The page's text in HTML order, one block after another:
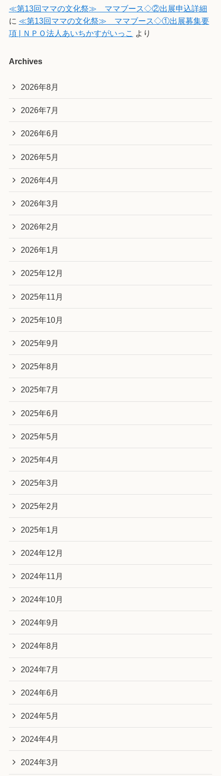
≪第13回ママの文化祭≫ ママブース◇②出展申込詳細
に ≪第13回ママの文化祭≫ ママブース◇①出展募集要
項 | ＮＰＯ法人あいちかすがいっこ
より
Archives
2026年8月
2026年7月
2026年6月
2026年5月
2026年4月
2026年3月
2026年2月
2026年1月
2025年12月
2025年11月
2025年10月
2025年9月
2025年8月
2025年7月
2025年6月
2025年5月
2025年4月
2025年3月
2025年2月
2025年1月
2024年12月
2024年11月
2024年10月
2024年9月
2024年8月
2024年7月
2024年6月
2024年5月
2024年4月
2024年3月